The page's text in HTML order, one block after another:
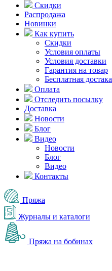
Скидки
Распродажа
Новинки
Как купить
Скидки
Условия оплаты
Условия доставки
Гарантия на товар
Бесплатная достака
Оплата
Отследить посылку
Доставка
Новости
Блог
Видео
Новости
Блог
Видео
Контакты
Пряжа
Журналы и каталоги
Пряжа на бобинах